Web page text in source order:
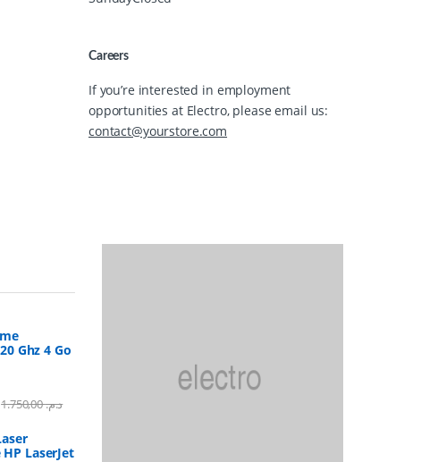
Careers
If you’re interested in employment
opportunities at Electro, please email us:
contact@yourstore.com
Ghz 4 Go
د.م.1.750,00
LaserJet